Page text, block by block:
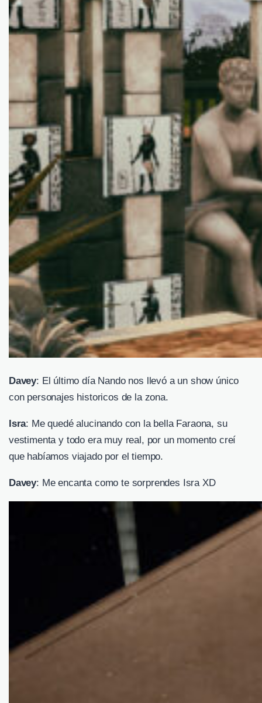
Davey: El último día Nando nos llevó a un show único
con personajes historicos de la zona.
Isra: Me quedé alucinando con la bella Faraona, su
vestimenta y todo era muy real, por un momento creí
que habíamos viajado por el tiempo.
Davey: Me encanta como te sorprendes Isra XD